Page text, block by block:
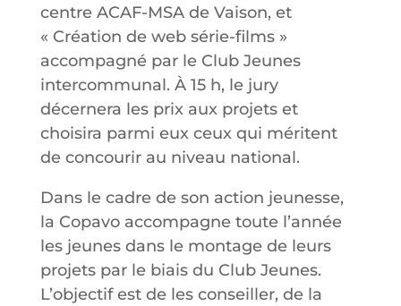
centre ACAF-MSA de Vaison, et
« Création de web série-films »
accompagné par le Club Jeunes
intercommunal. À 15 h, le jury
décernera les prix aux projets et
choisira parmi eux ceux qui méritent
de concourir au niveau national.
Dans le cadre de son action jeunesse,
la Copavo accompagne toute l’année
les jeunes dans le montage de leurs
projets par le biais du Club Jeunes.
L’objectif est de les conseiller, de la